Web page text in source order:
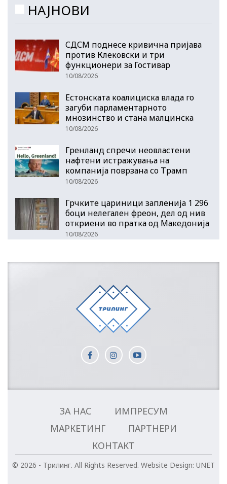
НАЈНОВИ
СДСМ поднесе кривична пријава
против Клековски и три
функционери за Гостивар
10/08/2026
Естонската коалициска влада го
загуби парламентарното
мнозинство и стана малцинска
10/08/2026
Гренланд спречи неовластени
нафтени истражувања на
компанија поврзана со Трамп
10/08/2026
Грчките цариници запленија 1 296
боци нелегален фреон, дел од нив
откриени во пратка од Македонија
10/08/2026
ЗА НАС
ИМПРЕСУМ
МАРКЕТИНГ
ПАРТНЕРИ
КОНТАКТ
© 2026 - Трилинг. All Rights Reserved. Website Design: UNET